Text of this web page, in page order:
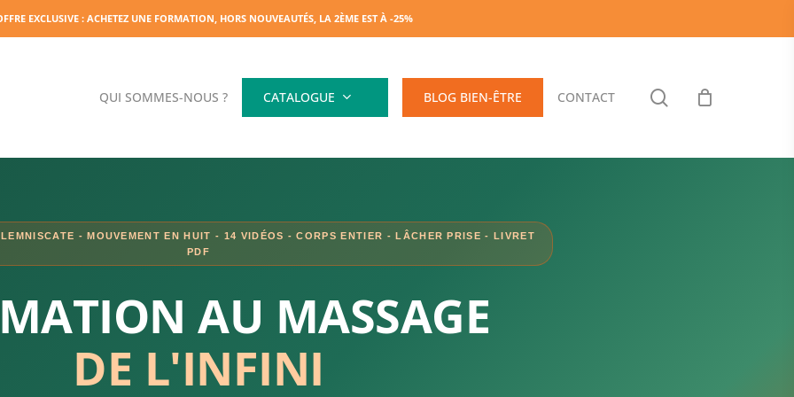
EXCLUSIVE : ACHETEZ UNE FORMATION, HORS NOUVEAUTÉS, LA 2ÈME EST À -25%
QUI SOMMES-NOUS ? CATALOGUE BLOG BIEN-ÊTRE CONTACT search
- MOUVEMENT EN HUIT - 14 VIDÉOS - CORPS ENTIER - LÂCHER PRISE - LIVRET
PDF
AU MASSAGE
DE L'INFINI